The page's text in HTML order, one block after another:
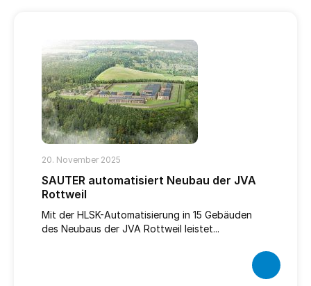
20. November 2025
SAUTER automatisiert Neubau der JVA
Rottweil
Mit der HLSK-Automatisierung in 15 Gebäuden
des Neubaus der JVA Rottweil leistet...